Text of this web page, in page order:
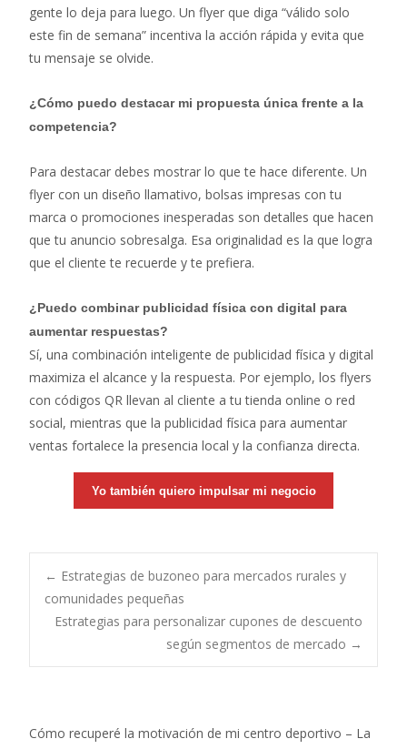
gente lo deja para luego. Un flyer que diga “válido solo
este fin de semana” incentiva la acción rápida y evita que
tu mensaje se olvide.
¿Cómo puedo destacar mi propuesta única frente a la
competencia?
Para destacar debes mostrar lo que te hace diferente. Un
flyer con un diseño llamativo, bolsas impresas con tu
marca o promociones inesperadas son detalles que hacen
que tu anuncio sobresalga. Esa originalidad es la que logra
que el cliente te recuerde y te prefiera.
¿Puedo combinar publicidad física con digital para
aumentar respuestas?
Sí, una combinación inteligente de publicidad física y digital
maximiza el alcance y la respuesta. Por ejemplo, los flyers
con códigos QR llevan al cliente a tu tienda online o red
social, mientras que la publicidad física para aumentar
ventas fortalece la presencia local y la confianza directa.
Yo también quiero impulsar mi negocio
Post
navigation
← Estrategias de buzoneo para mercados rurales y
comunidades pequeñas
Estrategias para personalizar cupones de descuento
según segmentos de mercado →
Cómo recuperé la motivación de mi centro deportivo – La